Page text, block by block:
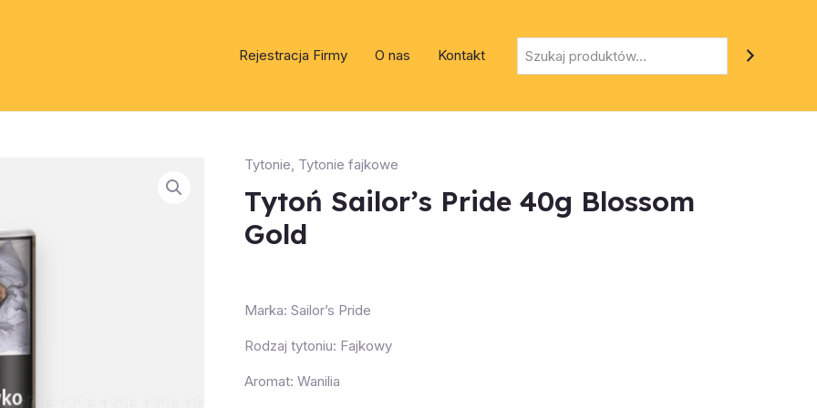
Rejestracja Firmy O nas Kontakt
Tytonie, Tytonie fajkowe
Tytoń Sailor’s Pride 40g Blossom
Gold
Marka: Sailor’s Pride
Rodzaj tytoniu: Fajkowy
Aromat: Wanilia